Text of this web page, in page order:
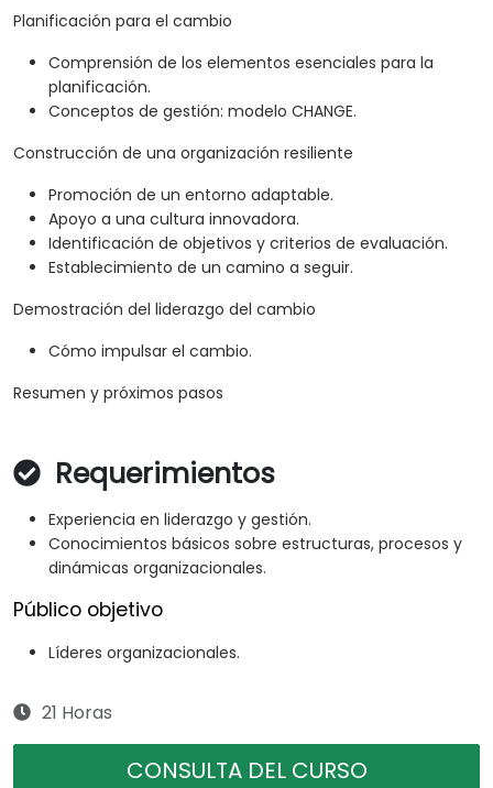
Planificación para el cambio
Comprensión de los elementos esenciales para la
planificación.
Conceptos de gestión: modelo CHANGE.
Construcción de una organización resiliente
Promoción de un entorno adaptable.
Apoyo a una cultura innovadora.
Identificación de objetivos y criterios de evaluación.
Establecimiento de un camino a seguir.
Demostración del liderazgo del cambio
Cómo impulsar el cambio.
Resumen y próximos pasos
Requerimientos
Experiencia en liderazgo y gestión.
Conocimientos básicos sobre estructuras, procesos y
dinámicas organizacionales.
Público objetivo
Líderes organizacionales.
21 Horas
CONSULTA DEL CURSO